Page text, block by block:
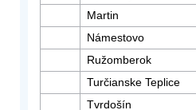
Martin
Námestovo
Ružomberok
Turčianske Teplice
Tvrdošín